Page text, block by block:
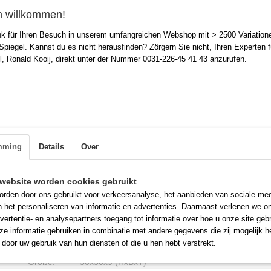
€ 139,00
Farbrahmen Form
IN DEN WARENKORB
Beschreibung
Produkt:
Verzurrungsspiegel 50x50cm Quadrat
Größe:
50x50x9 (HxBxT)
willkommen!
für Ihren Besuch in unserem umfangreichen Webshop mit > 2500
Kannst du es nicht herausfinden? Zörgern Sie nicht, Ihren Experten
Ronald Kooij, direkt unter der Nummer 0031-226-45 41 43 anzurufen.
Details Over
worden cookies gebruikt
door ons gebruikt voor verkeersanalyse, het aanbieden van sociale
het personaliseren van informatie en advertenties. Daarnaast verlenen we
en analysepartners toegang tot informatie over hoe u onze site
informatie gebruiken in combinatie met andere gegevens die zij mogelijk
uw gebruik van hun diensten of die u hen hebt verstrekt.